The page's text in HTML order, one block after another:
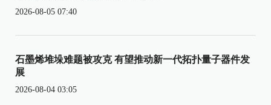
2026-08-05 07:40
石墨烯堆垛难题被攻克 有望推动新一代拓扑量子器件发
展
2026-08-04 03:05